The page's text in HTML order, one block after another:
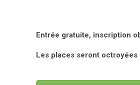
Entrée gratuite, inscription
Les places seront